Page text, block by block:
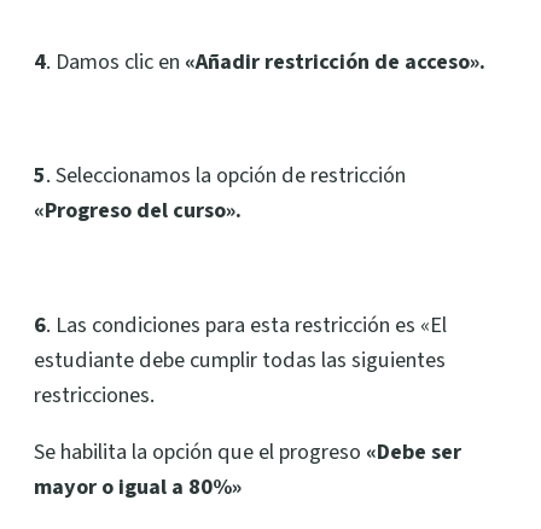
4. Damos clic en «Añadir restricción de acceso».
5. Seleccionamos la opción de restricción
«Progreso del curso».
6. Las condiciones para esta restricción es «El
estudiante debe cumplir todas las siguientes
restricciones.
Se habilita la opción que el progreso «Debe ser
mayor o igual a 80%»